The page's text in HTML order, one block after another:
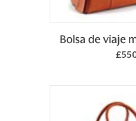
Bolsa de viaje